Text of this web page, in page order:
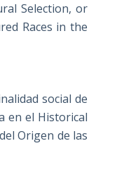
Selection, or
Races in the
social de
en el Historical
Origen de las